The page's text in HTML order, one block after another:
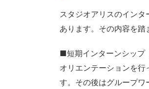
スタジオアリスのイン
あります。その内容を踏
■短期インターンシップ
オリエンテーションを
す。その後はグループ